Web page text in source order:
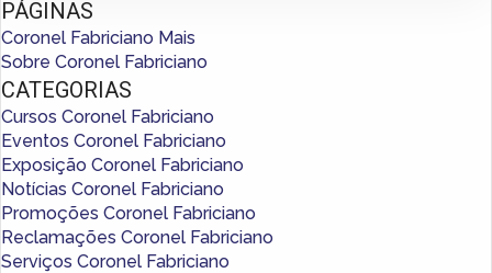
PÁGINAS
Coronel Fabriciano Mais
Sobre Coronel Fabriciano
CATEGORIAS
Cursos Coronel Fabriciano
Eventos Coronel Fabriciano
Exposição Coronel Fabriciano
Notícias Coronel Fabriciano
Promoções Coronel Fabriciano
Reclamações Coronel Fabriciano
Serviços Coronel Fabriciano